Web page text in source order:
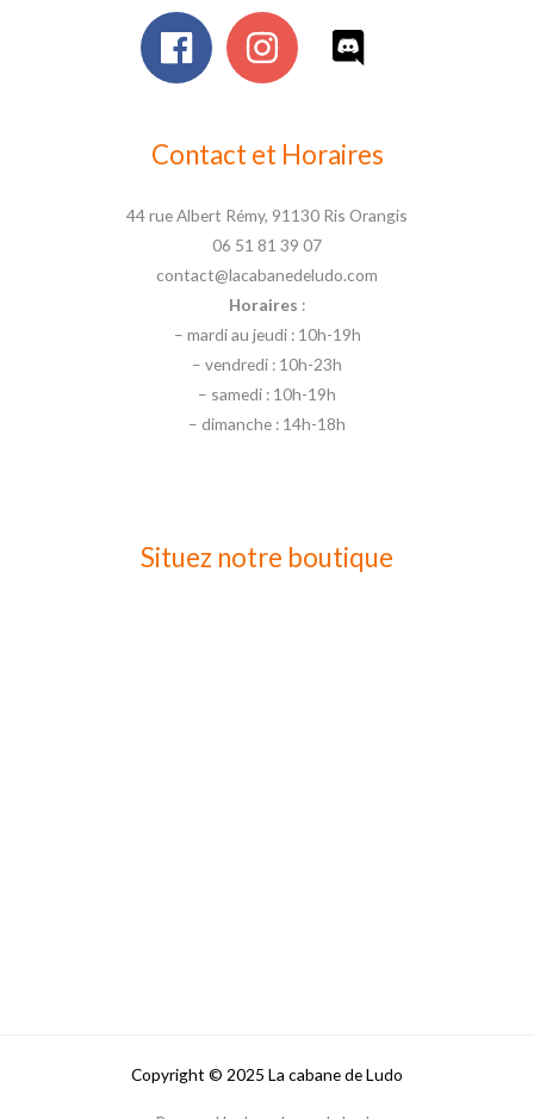
Contact et Horaires
44 rue Albert Rémy, 91130 Ris Orangis
06 51 81 39 07
contact@lacabanedeludo.com
Horaires :
– mardi au jeudi : 10h-19h
– vendredi : 10h-23h
– samedi : 10h-19h
– dimanche : 14h-18h
Situez notre boutique
Copyright © 2025 La cabane de Ludo